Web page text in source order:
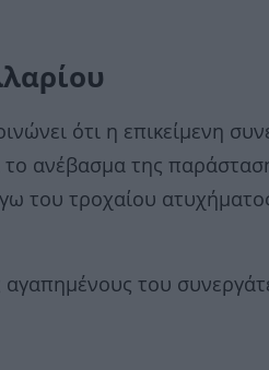
ότι η επικείμενη
ανέβασμα της
του τροχαίου
του